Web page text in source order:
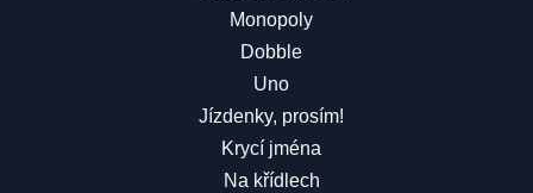
Monopoly
Dobble
Uno
Jízdenky, prosím!
Krycí jména
Na křídlech